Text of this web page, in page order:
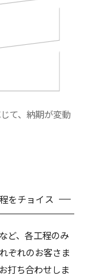
て、納期が変動
をチョイス
ど、各工程のみ
ぞれのお客さま
打ち合わせしま